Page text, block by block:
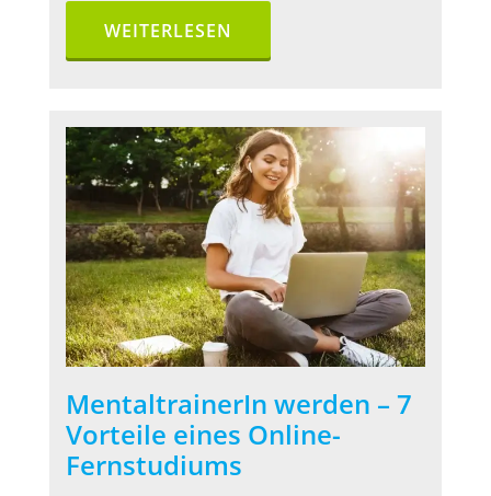
WEITERLESEN
MentaltrainerIn werden – 7
Vorteile eines Online-
Fernstudiums